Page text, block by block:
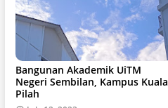
Bangunan Akademik UiTM
Negeri Sembilan, Kampus Kuala
Pilah